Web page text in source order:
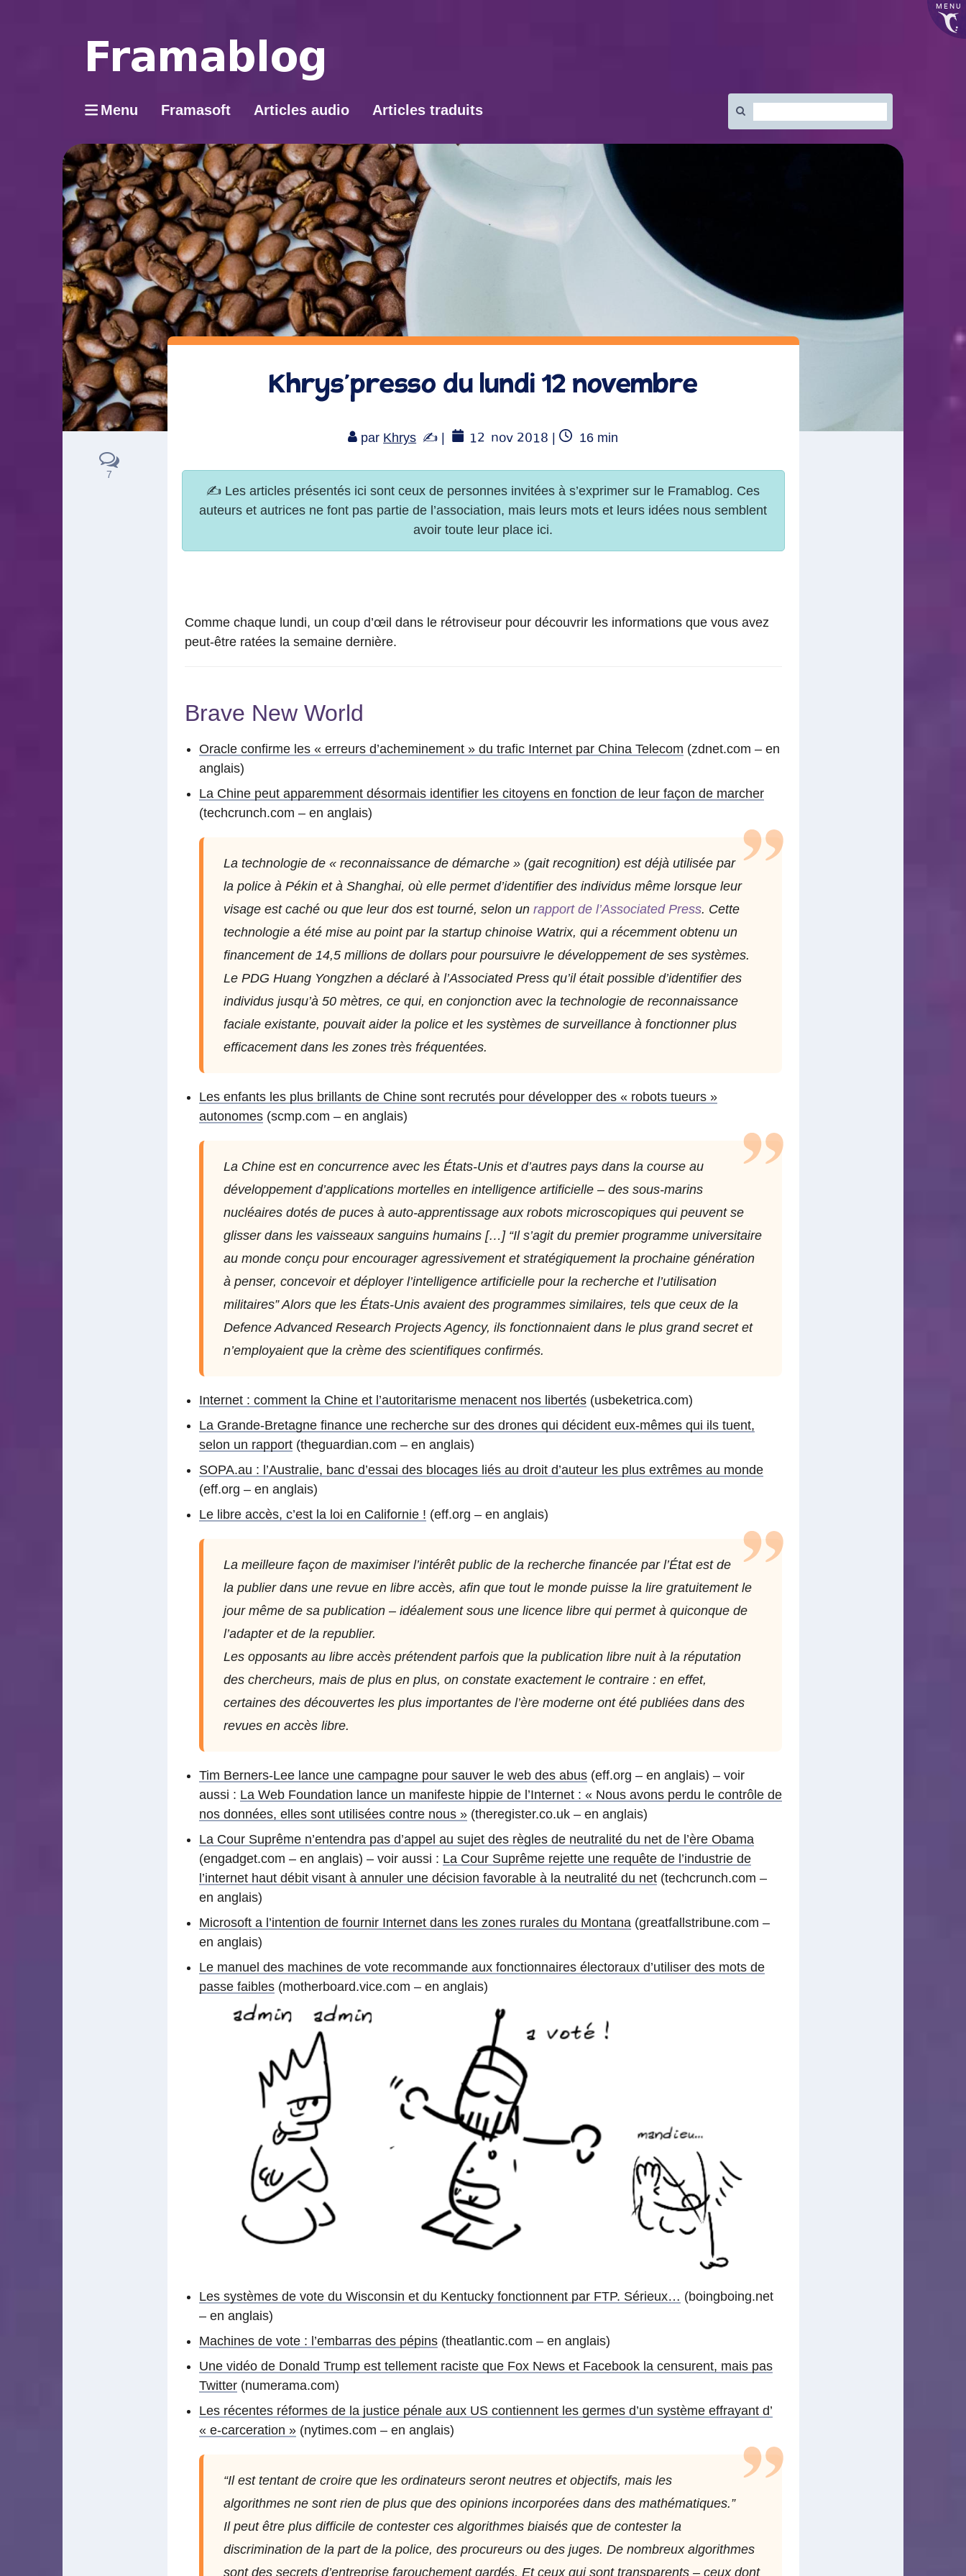
MENU
Menu Framasoft Articles audio Articles traduits
:
7
Khrys’presso du lundi 12 novembre
par Khrys 12 nov 2018
Temps
16min
Comme chaque lundi, un coup d’œil dans le rétroviseur pour découvrir les informations que vous avez
peut-être ratées la semaine dernière.
Brave New World
Oracle confirme les « erreurs d’acheminement » du trafic Internet par China Telecom (zdnet.com – en
anglais)
La Chine peut apparemment désormais identifier les citoyens en fonction de leur façon de marcher
(techcrunch.com – en anglais)
La technologie de « reconnaissance de démarche » (gait recognition) est déjà utilisée par
la police à Pékin et à Shanghai, où elle permet d’identifier des individus même lorsque leur
visage est caché ou que leur dos est tourné, selon un rapport de l’Associated Press. Cette
technologie a été mise au point par la startup chinoise Watrix, qui a récemment obtenu un
financement de 14,5 millions de dollars pour poursuivre le développement de ses systèmes.
Le PDG Huang Yongzhen a déclaré à l’Associated Press qu’il était possible d’identifier des
individus jusqu’à 50 mètres, ce qui, en conjonction avec la technologie de reconnaissance
faciale existante, pouvait aider la police et les systèmes de surveillance à fonctionner plus
efficacement dans les zones très fréquentées.
Les enfants les plus brillants de Chine sont recrutés pour développer des « robots tueurs »
autonomes(scmp.com – en anglais)
La Chine est en concurrence avec les États-Unis et d’autres pays dans la course au
développement d’applications mortelles en intelligence artificielle – des sous-marins
nucléaires dotés de puces à auto-apprentissage aux robots microscopiques qui peuvent se
glisser dans les vaisseaux sanguins humains […] “Il s’agit du premier programme universitaire
au monde conçu pour encourager agressivement et stratégiquement la prochaine génération
à penser, concevoir et déployer l’intelligence artificielle pour la recherche et l’utilisation
militaires” Alors que les États-Unis avaient des programmes similaires, tels que ceux de la
Defence Advanced Research Projects Agency, ils fonctionnaient dans le plus grand secret et
n’employaient que la crème des scientifiques confirmés.
Internet : comment la Chine et l’autoritarisme menacent nos libertés(usbeketrica.com)
La Grande-Bretagne finance une recherche sur des drones qui décident eux-mêmes qui ils tuent,
selon un rapport(theguardian.com – en anglais)
SOPA.au : l’Australie, banc d’essai des blocages liés au droit d’auteur les plus extrêmes au monde
(eff.org – en anglais)
Le libre accès, c’est la loi en Californie ! (eff.org – en anglais)
La meilleure façon de maximiser l’intérêt public de la recherche financée par l’État est de
la publier dans une revue en libre accès, afin que tout le monde puisse la lire gratuitement le
jour même de sa publication – idéalement sous une licence libre qui permet à quiconque de
l’adapter et de la republier.
Les opposants au libre accès prétendent parfois que la publication libre nuit à la réputation
des chercheurs, mais de plus en plus, on constate exactement le contraire : en effet,
certaines des découvertes les plus importantes de l’ère moderne ont été publiées dans des
revues en accès libre.
Tim Berners-Lee lance une campagne pour sauver le web des abus(eff.org – en anglais) – voir
aussi : La Web Foundation lance un manifeste hippie de l’Internet : « Nous avons perdu le contrôle de
nos données, elles sont utilisées contre nous »(theregister.co.uk – en anglais)
La Cour Suprême n’entendra pas d’appel au sujet des règles de neutralité du net de l’ère Obama
(engadget.com – en anglais) – voir aussi : La Cour Suprême rejette une requête de l’industrie de
l’internet haut débit visant à annuler une décision favorable à la neutralité du net(techcrunch.com –
en anglais)
Microsoft a l’intention de fournir Internet dans les zones rurales du Montana (greatfallstribune.com –
en anglais)
Le manuel des machines de vote recommande aux fonctionnaires électoraux d’utiliser des mots de
passe faibles(motherboard.vice.com – en anglais)
Les systèmes de vote du Wisconsin et du Kentucky fonctionnent par FTP. Sérieux… (boingboing.net
– en anglais)
Machines de vote : l’embarras des pépins(theatlantic.com – en anglais)
Une vidéo de Donald Trump est tellement raciste que Fox News et Facebook la censurent, mais pas
Twitter(numerama.com)
Les récentes réformes de la justice pénale aux US contiennent les germes d’un système effrayant d’
« e-carceration »(nytimes.com – en anglais)
“Il est tentant de croire que les ordinateurs seront neutres et objectifs, mais les
algorithmes ne sont rien de plus que des opinions incorporées dans des mathématiques.”
Il peut être plus difficile de contester ces algorithmes biaisés que de contester la
discrimination de la part de la police, des procureurs ou des juges. De nombreux algorithmes
sont des secrets d’entreprise farouchement gardés. Et ceux qui sont transparents – ceux dont